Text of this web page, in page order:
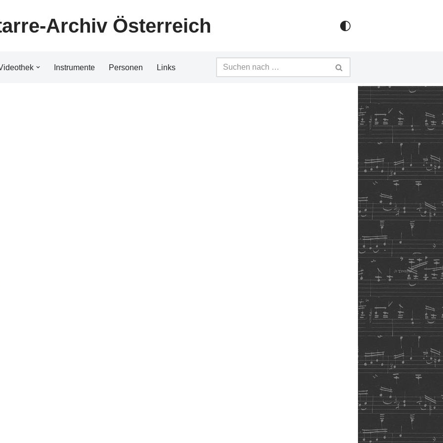
Archiv Österreich
Instrumente Personen Links